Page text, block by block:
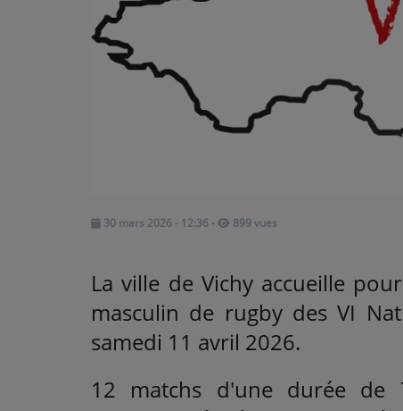
Titres diffusés30 mars 2026 - 12:36 - 899 vues
La ville de Vichy accueille
masculin de rugby des VI
samedi 11 avril 2026.
12 matchs d'une durée